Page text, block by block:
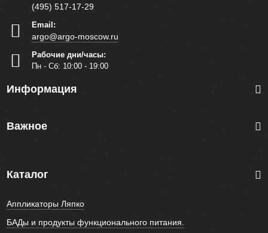
(495) 517-17-29
Email:
argo@argo-moscow.ru
Рабочие дни/часы:
Пн - Cб: 10:00 - 19:00
Информация
Важное
Каталог
Аппликаторы Ляпко
БАДы и продукты функционального питания.